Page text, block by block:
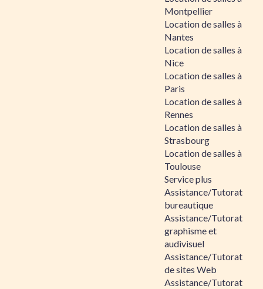
Montpellier
Location de salles à
Nantes
Location de salles à
Nice
Location de salles à
Paris
Location de salles à
Rennes
Location de salles à
Strasbourg
Location de salles à
Toulouse
Service plus
Assistance/Tutorat
bureautique
Assistance/Tutorat
graphisme et
audivisuel
Assistance/Tutorat
de sites Web
Assistance/Tutorat